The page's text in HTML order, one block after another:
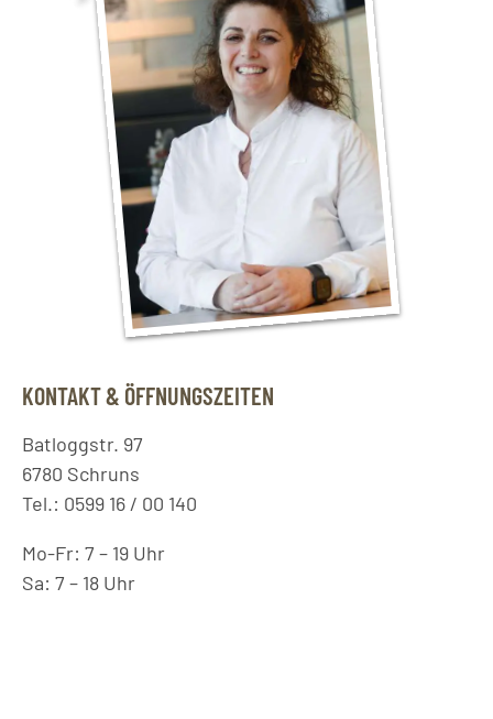
KONTAKT & ÖFFNUNGSZEITEN
Batloggstr. 97
6780 Schruns
Tel.: 0599 16 / 00 140
Mo-Fr: 7 – 19 Uhr
Sa: 7 – 18 Uhr